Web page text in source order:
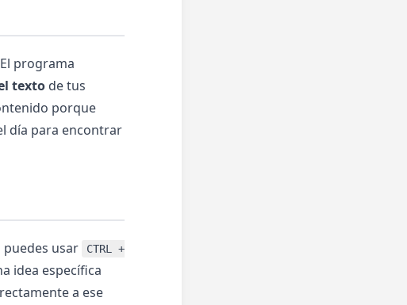
programa
texto de tus
porque
día para encontrar
usar
CTRL +
idea específica
a ese